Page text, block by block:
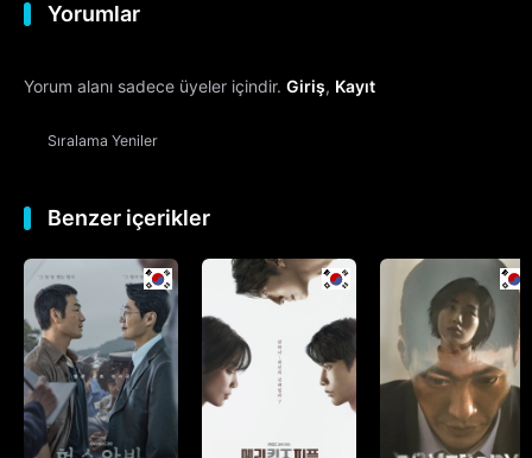
12. Bölüm
Yorumlar
Yorum alanı sadece üyeler içindir. Giriş, Kayıt
Sıralama Yeniler
Benzer içerikler